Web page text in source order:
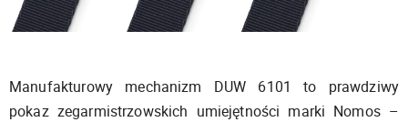
Manufakturowy mechanizm DUW 6101 to prawdziwy
pokaz zegarmistrzowskich umiejętności marki Nomos –